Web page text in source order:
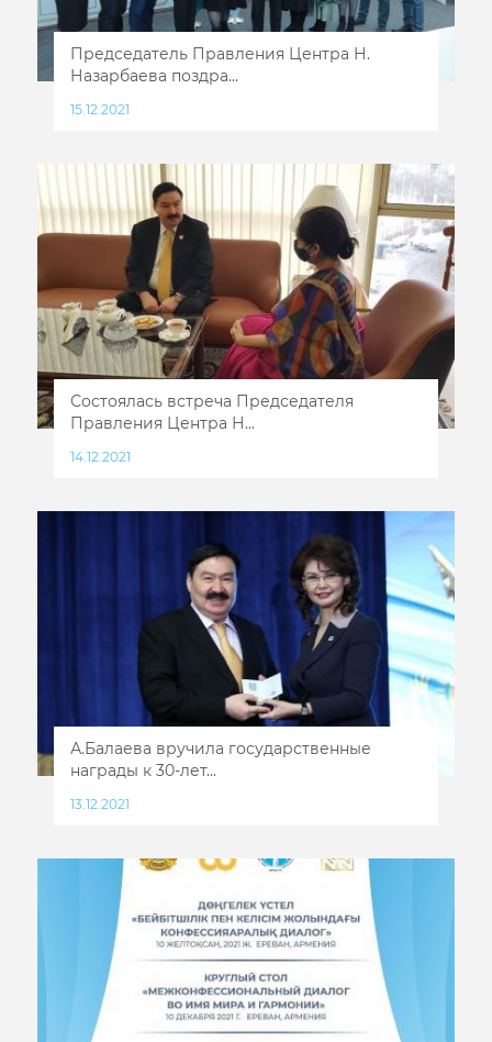
Председатель Правления Центра Н.
Назарбаева поздра...
15.12.2021
Состоялась встреча Председателя
Правления Центра Н...
14.12.2021
А.Балаева вручила государственные
награды к 30-лет...
13.12.2021